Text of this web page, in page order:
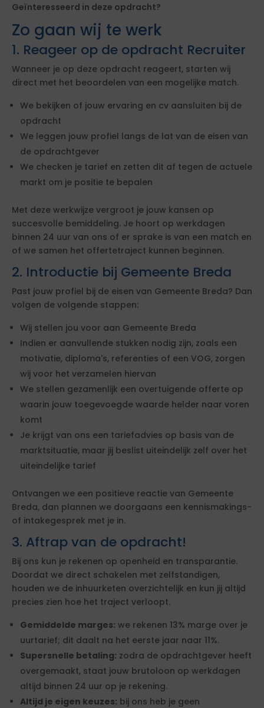
Geïnteresseerd in deze opdracht?
Zo gaan wij te werk
1. Reageer op de opdracht Recruiter
Wanneer je op deze opdracht reageert, starten wij
direct met het beoordelen van een mogelijke match.
We bekijken of jouw ervaring en cv aansluiten bij de
opdracht
We leggen jouw profiel langs de lat van de eisen van
de opdrachtgever
We checken je tarief en zetten dit af tegen de actuele
markt om je positie te bepalen
Met deze werkwijze vergroot je jouw kansen op
succesvolle bemiddeling. Je hoort op werkdagen
binnen 24 uur van ons of er sprake is van een match en
of we samen het offertetraject kunnen beginnen.
2. Introductie bij Gemeente Breda
Past jouw profiel bij de eisen van Gemeente Breda? Dan
volgen de volgende stappen:
Wij stellen jou voor aan Gemeente Breda
Indien er aanvullende stukken nodig zijn, zoals een
motivatie, diploma's, referenties of een VOG, zorgen
wij voor het verzamelen hiervan
We stellen gezamenlijk een overtuigende offerte op
waarin jouw toegevoegde waarde helder naar voren
komt
Je krijgt van ons een tariefadvies op basis van de
marktsituatie, maar jij beslist uiteindelijk zelf over het
uiteindelijke tarief
Ontvangen we een positieve reactie van Gemeente
Breda, dan plannen we doorgaans een kennismakings-
of intakegesprek met je in.
3. Aftrap van de opdracht!
Bij ons kun je rekenen op openheid en transparantie.
Doordat we direct schakelen met zelfstandigen,
houden we de inhuurketen overzichtelijk en kun jij altijd
precies zien hoe het traject verloopt.
Gemiddelde marges: we rekenen 13% marge over je
uurtarief; dit daalt na het eerste jaar naar 11%.
Supersnelle betaling: zodra de opdrachtgever heeft
overgemaakt, staat jouw brutoloon op werkdagen
altijd binnen 24 uur op je rekening.
Altijd je eigen keuzes: bij ons heb je geen